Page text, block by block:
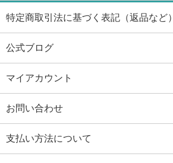
特定商取引法に基づく表記（返品など）
公式ブログ
マイアカウント
お問い合わせ
支払い方法について